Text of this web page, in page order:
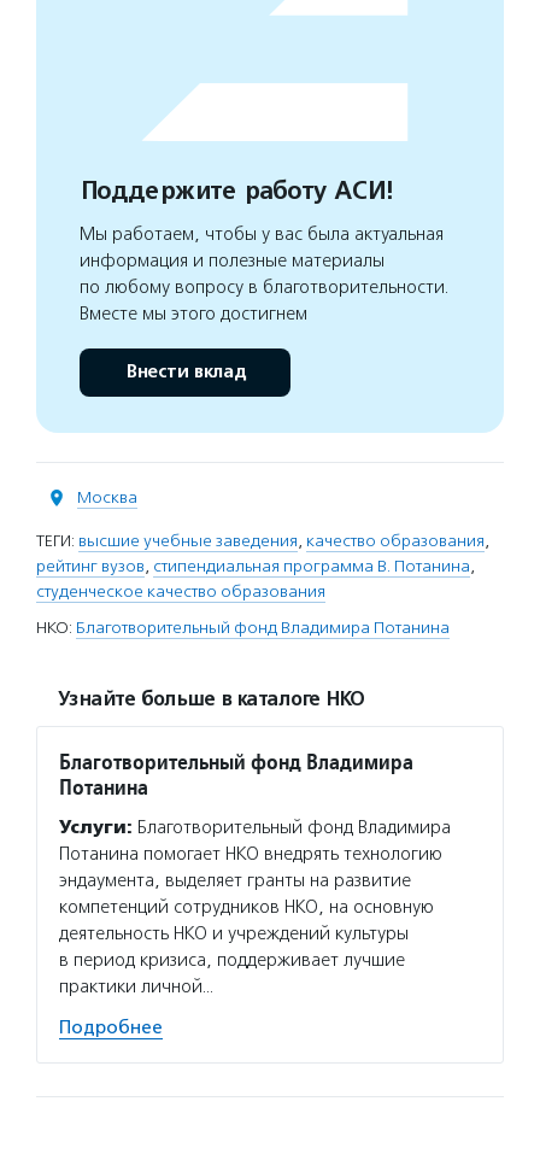
Поддержите работу АСИ!
Мы работаем, чтобы у вас была актуальная
информация и полезные материалы
по любому вопросу в благотворительности.
Вместе мы этого достигнем
Внести вклад
Москва
ТЕГИ: высшие учебные заведения, качество образования,
рейтинг вузов, стипендиальная программа В. Потанина,
студенческое качество образования
НКО: Благотворительный фонд Владимира Потанина
Узнайте больше в каталоге НКО
Благотворительный фонд Владимира
Потанина
Услуги: Благотворительный фонд Владимира
Потанина помогает НКО внедрять технологию
эндаумента, выделяет гранты на развитие
компетенций сотрудников НКО, на основную
деятельность НКО и учреждений культуры
в период кризиса, поддерживает лучшие
практики личной…
Подробнее